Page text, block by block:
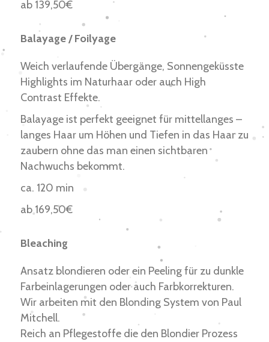
ab 139,50€
Balayage / Foilyage
Weich verlaufende Übergänge, Sonnengeküsste
Highlights im Naturhaar oder auch High
Contrast Effekte.
Balayage ist perfekt geeignet für mittellanges –
langes Haar um Höhen und Tiefen in das Haar zu
zaubern ohne das man einen sichtbaren
Nachwuchs bekommt.
ca. 120 min
ab 169,50€
Bleaching
Ansatz blondieren oder ein Peeling für zu dunkle
Farbeinlagerungen oder auch Farbkorrekturen.
Wir arbeiten mit den Blonding System von Paul
Mitchell.
Reich an Pflegestoffe die den Blondier Prozess